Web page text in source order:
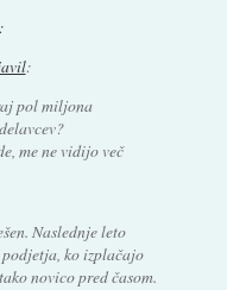
:
:
pol miljona
me ne vidijo več
Naslednje leto
ko izplačajo
novico pred časom.